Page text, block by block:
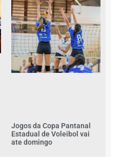
Jogos da Copa Pantanal
Estadual de Voleibol vai
ate domingo